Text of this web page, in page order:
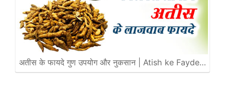
अतीस के फायदे गुण उपयोग और नुकसान | Atish ke Fayde…